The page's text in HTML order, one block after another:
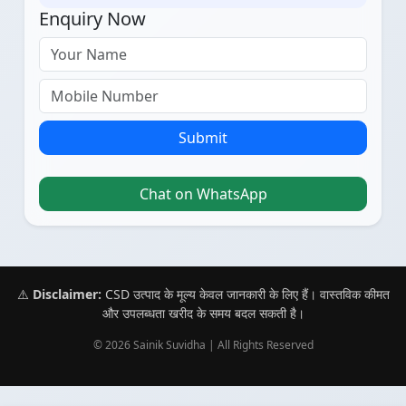
Enquiry Now
Submit
Chat on WhatsApp
⚠️ Disclaimer: CSD उत्पाद के मूल्य केवल जानकारी के लिए हैं। वास्तविक कीमत
और उपलब्धता खरीद के समय बदल सकती है।
© 2026 Sainik Suvidha | All Rights Reserved